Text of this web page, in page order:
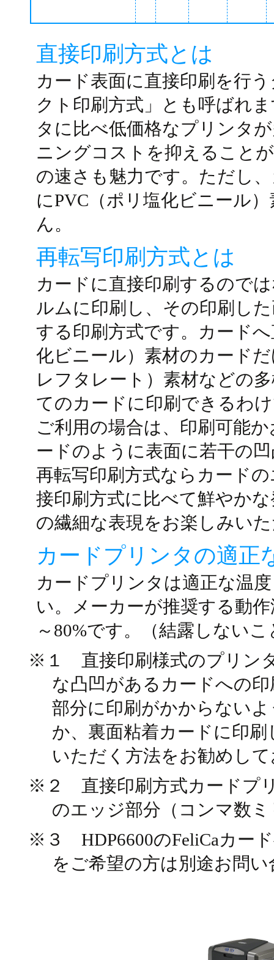
直接印刷方式とは
カード表面に直接印刷を行
クト印刷方式」とも呼ばれ
タに比べ低価格なプリンタ
ニングコストを抑えること
の速さも魅力です。ただし
にPVC（ポリ塩化ビニール
ん。
再転写印刷方式とは
カードに直接印刷するので
ルムに印刷し、その印刷し
する印刷方式です。カード
化ビニール）素材のカード
レフタレート）素材などの
てのカードに印刷できるわ
ご利用の場合は、印刷可能
ードのように表面に若干の
再転写印刷方式ならカード
接印刷方式に比べて鮮やか
の繊細な表現をお楽しみい
カードプリンタの適正
カードプリンタは適正な温
い。メーカーが推奨する動
～80%です。（結露しないこ
※１ 直接印刷様式のプリン
な凸凹があるカードへの
部分に印刷がかからない
か、裏面粘着カードに印
いただく方法をお勧めし
※２ 直接印刷方式カードプ
のエッジ部分（コンマ数
※３ HDP6600のFeliCaカー
をご希望の方は別途お問